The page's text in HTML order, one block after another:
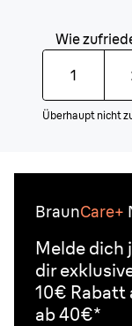
Wie
1
Überhaupt nicht
BraunCare+
Melde dich
dir
10€ Rabatt
ab 40€*